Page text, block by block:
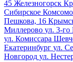
45 Железногорск
Сибирское
Пешкова, 16
Миллерово ул. 3-
ул. Комиссара
Екатеринбург ул.
Новгород ул.